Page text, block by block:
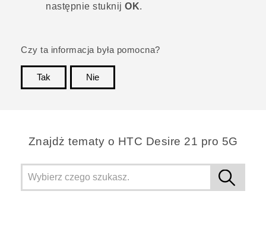
następnie stuknij OK.
Czy ta informacja była pomocna?
Tak
Nie
Znajdż tematy o HTC Desire 21 pro 5G